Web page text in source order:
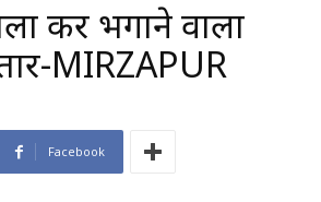
कर भगाने वाला
MIRZAPUR
Facebook